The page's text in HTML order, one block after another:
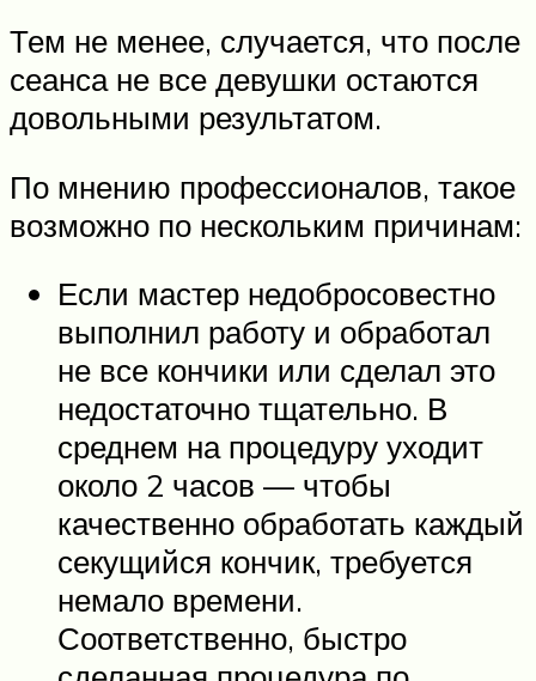
Тем не менее, случается, что после
сеанса не все девушки остаются
довольными результатом.
По мнению профессионалов, такое
возможно по нескольким причинам:
Если мастер недобросовестно
выполнил работу и обработал
не все кончики или сделал это
недостаточно тщательно. В
среднем на процедуру уходит
около 2 часов — чтобы
качественно обработать каждый
секущийся кончик, требуется
немало времени.
Соответственно, быстро